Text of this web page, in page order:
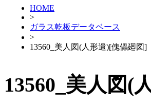
HOME
>
ガラス乾板データベース
>
13560_美人図(人形遣)[傀儡廻図]
13560_美人図(